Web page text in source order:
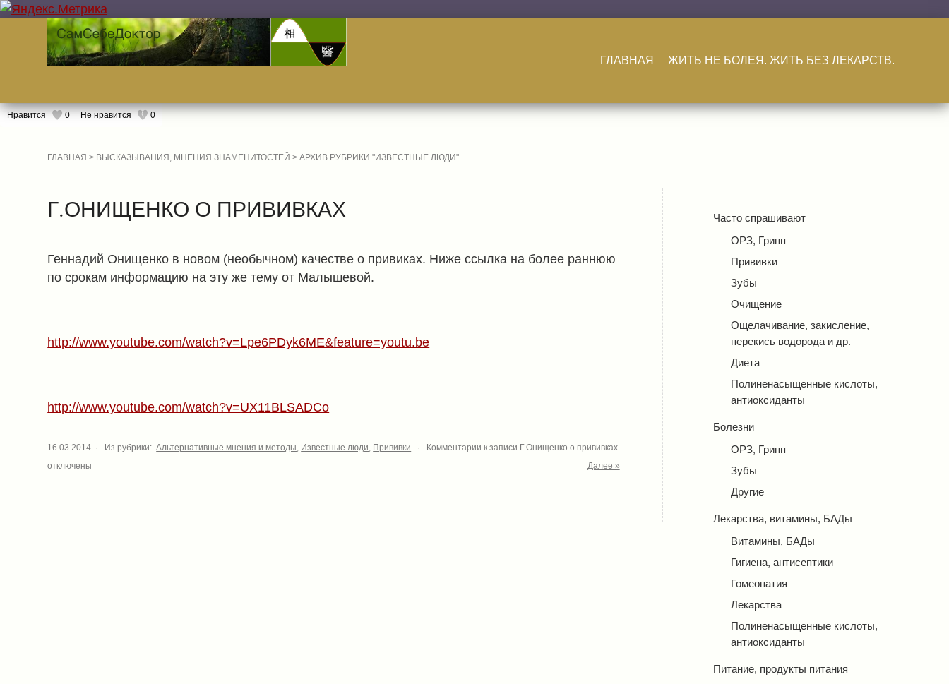
ГЛАВНАЯ ЖИТЬ НЕ БОЛЕЯ. ЖИТЬ БЕЗ ЛЕКАРСТВ.
Нравится 0 Не нравится 0
ГЛАВНАЯ > ВЫСКАЗЫВАНИЯ, МНЕНИЯ ЗНАМЕНИТОСТЕЙ > АРХИВ РУБРИКИ "ИЗВЕСТНЫЕ ЛЮДИ"
Г.ОНИЩЕНКО О ПРИВИВКАХ
Геннадий Онищенко в новом (необычном) качестве о привиках. Ниже ссылка на более раннюю
по срокам информацию на эту же тему от Малышевой.
http://www.youtube.com/watch?v=Lpe6PDyk6ME&feature=youtu.be
http://www.youtube.com/watch?v=UX11BLSADCo
16.03.2014 · Из рубрики:Альтернативные мнения и методы, Известные люди, Прививки · Комментарии к записи Г.Онищенко о прививках
отключены
Далее »
Часто спрашивают
ОРЗ, Грипп
Прививки
Зубы
Очищение
Ощелачивание, закисление,
перекись водорода и др.
Диета
Полиненасыщенные кислоты,
антиоксиданты
Болезни
ОРЗ, Грипп
Зубы
Другие
Лекарства, витамины, БАДы
Витамины, БАДы
Гигиена, антисептики
Гомеопатия
Лекарства
Полиненасыщенные кислоты,
антиоксиданты
Питание, продукты питания